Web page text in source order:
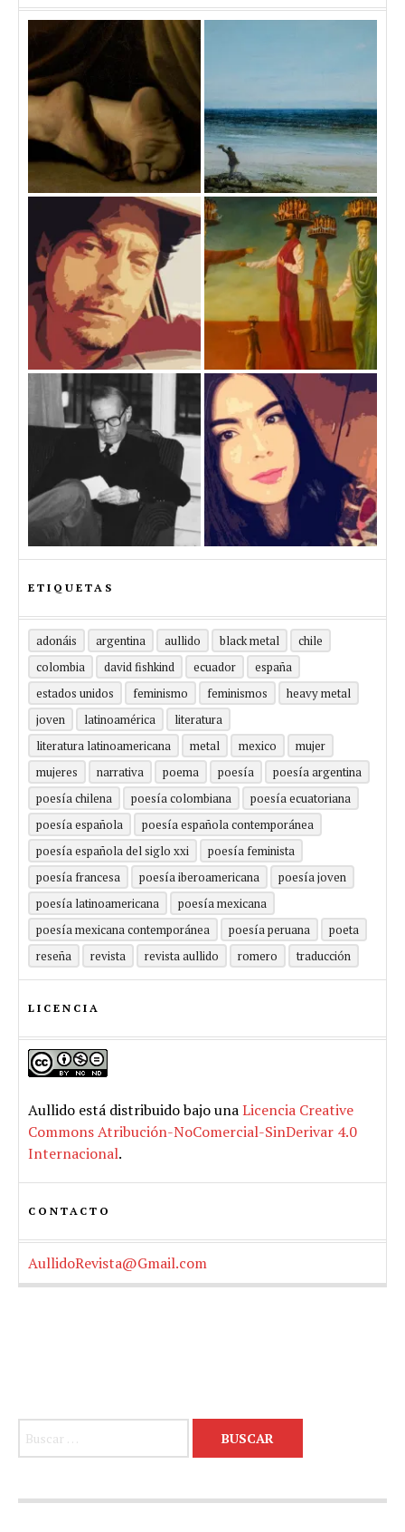
ETIQUETAS
adonáis argentina aullido black metal
chile
colombia
david fishkind ecuador
españa
estados unidos
feminismo feminismos
heavy metal
joven
latinoamérica
literatura
literatura latinoamericana
metal mexico
mujer
mujeres
narrativa poema poesía
poesía argentina
poesía chilena
poesía colombiana
poesía ecuatoriana
poesía española
poesía española contemporánea
poesía española del siglo xxi
poesía feminista
poesía francesa
poesía iberoamericana
poesía joven
poesía latinoamericana
poesía mexicana
poesía mexicana contemporánea
poesía peruana
poeta
reseña
revista revista aullido romero traducción
LICENCIA
Aullido está distribuido bajo unaLicencia Creative
Commons Atribución-NoComercial-SinDerivar 4.0
Internacional.
CONTACTO
AullidoRevista@Gmail.com